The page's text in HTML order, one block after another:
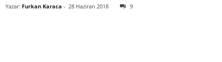
Yazar: Furkan Karaca - 28 Haziran 2018 9